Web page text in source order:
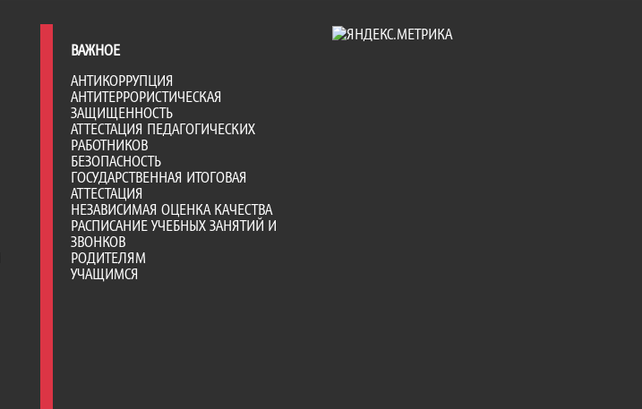
ВАЖНОЕ
АНТИКОРРУПЦИЯ
АНТИТЕРРОРИСТИЧЕСКАЯ
ЗАЩИЩЕННОСТЬ
АТТЕСТАЦИЯ ПЕДАГОГИЧЕСКИХ
РАБОТНИКОВ
БЕЗОПАСНОСТЬ
ГОСУДАРСТВЕННАЯ ИТОГОВАЯ
АТТЕСТАЦИЯ
НЕЗАВИСИМАЯ ОЦЕНКА КАЧЕСТВА
РАСПИСАНИЕ УЧЕБНЫХ ЗАНЯТИЙ И
ЗВОНКОВ
РОДИТЕЛЯМ
УЧАЩИМСЯ